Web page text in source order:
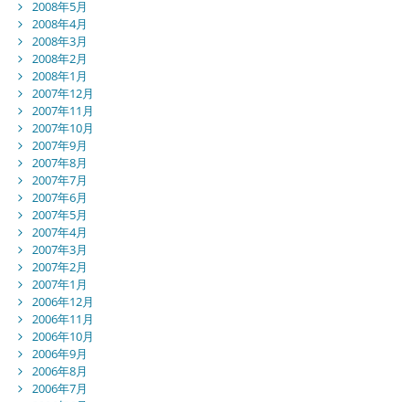
2008年5月
2008年4月
2008年3月
2008年2月
2008年1月
2007年12月
2007年11月
2007年10月
2007年9月
2007年8月
2007年7月
2007年6月
2007年5月
2007年4月
2007年3月
2007年2月
2007年1月
2006年12月
2006年11月
2006年10月
2006年9月
2006年8月
2006年7月